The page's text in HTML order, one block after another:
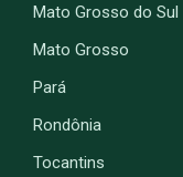
Mato Grosso do Sul
Mato Grosso
Pará
Rondônia
Tocantins